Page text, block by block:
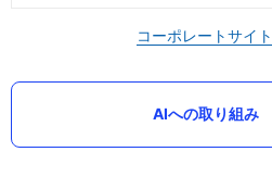
コーポレートサイト
AIへの取り組み